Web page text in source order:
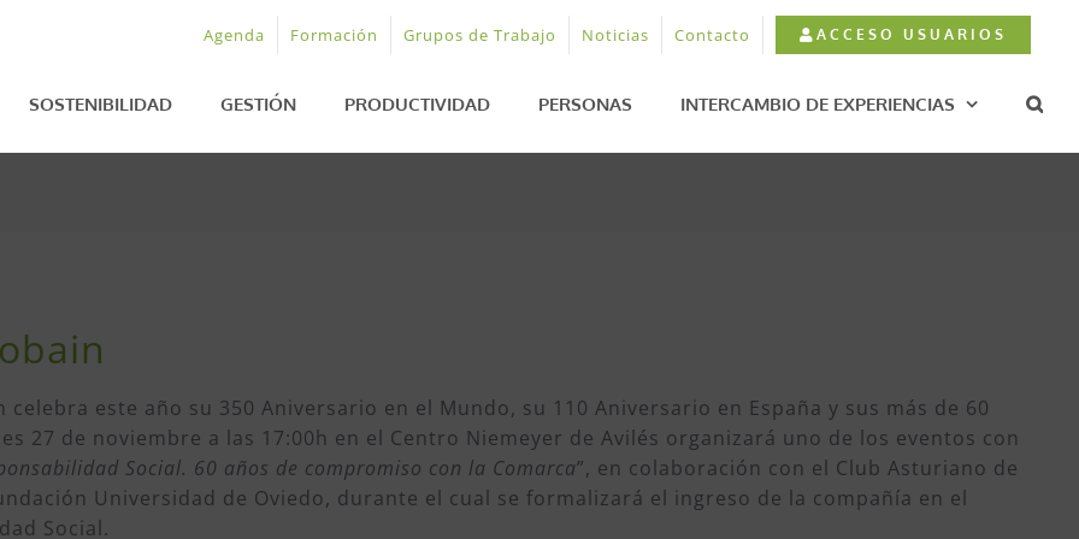
Agenda Formación Grupos de Trabajo Noticias Contacto ACCESO USUARIOS
SOSTENIBILIDAD GESTIÓN PRODUCTIVIDAD PERSONAS INTERCAMBIO DE EXPERIENCIAS
este año su 350 Aniversario en el Mundo, su 110 Aniversario en España y sus más de 60
27 de noviembre a las 17:00h en el Centro Niemeyer de Avilés organizará uno de los eventos con
Social. 60 años de compromiso con la Comarca”, en colaboración con el Club Asturiano de
Universidad de Oviedo, durante el cual se formalizará el ingreso de la compañía en el
Social.